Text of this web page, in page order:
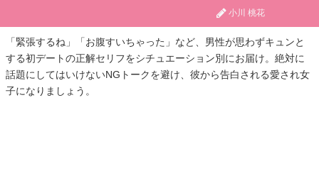
小川 桃花
「緊張するね」「お腹すいちゃった」など、男性が思わずキュンと
する初デートの正解セリフをシチュエーション別にお届け。絶対に
話題にしてはいけないNGトークを避け、彼から告白される愛され女
子になりましょう。